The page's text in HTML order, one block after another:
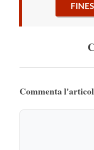
Commenta